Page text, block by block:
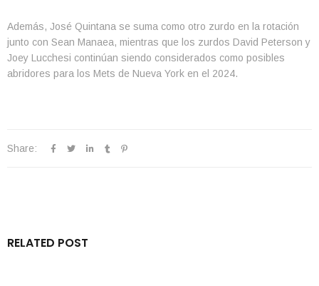
Además, José Quintana se suma como otro zurdo en la rotación
junto con Sean Manaea, mientras que los zurdos David Peterson y
Joey Lucchesi continúan siendo considerados como posibles
abridores para los Mets de Nueva York en el 2024.
Share:
RELATED POST